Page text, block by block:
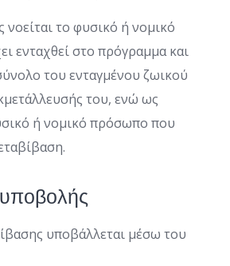
το φυσικό ή νομικό
ενταχθεί στο πρόγραμμα και
του ενταγμένου ζωικού
του, ενώ ως
ή νομικό πρόσωπο που
υποβάλλεται μέσω του